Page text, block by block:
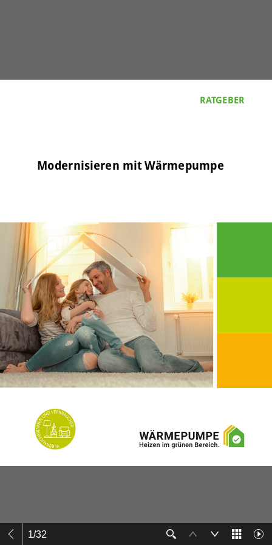
1/32